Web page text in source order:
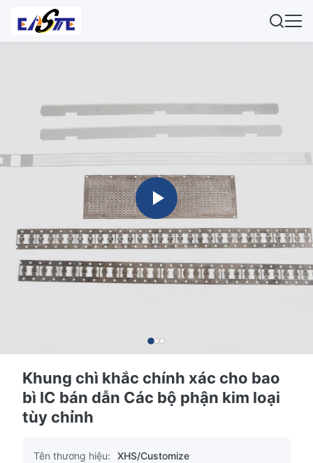
Khung chì khắc chính xác cho bao
bì IC bán dẫn Các bộ phận kim loại
tùy chỉnh
Tên thương hiệu:
XHS/Customize